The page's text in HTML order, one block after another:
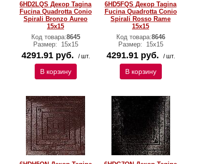
6HD2LQS Декор Tagina
Fucina Quadrotta Conio
Spirali Bronzo Aureo
15x15
Код товара:8645
Размер:
15x15
4291.91 руб. / шт.
В корзину
6HD5FQS Декор Tagina
Fucina Quadrotta Conio
Spirali Rosso Rame
15x15
Код товара:8646
Размер:
15x15
4291.91 руб. / шт.
В корзину